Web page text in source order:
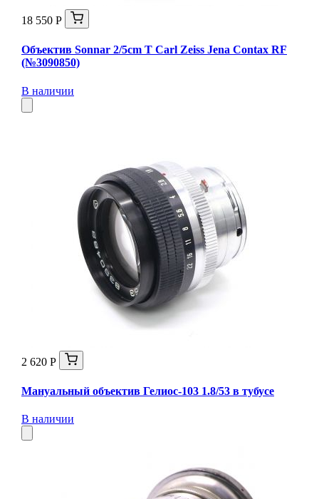
18 550 Р
Объектив Sonnar 2/5cm T Carl Zeiss Jena Contax RF
(№3090850)
В наличии
2 620 Р
Мануальный объектив Гелиос-103 1.8/53 в тубусе
В наличии